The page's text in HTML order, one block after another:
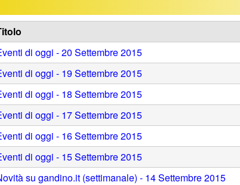
di oggi - 20 Settembre 2015
di oggi - 19 Settembre 2015
di oggi - 18 Settembre 2015
di oggi - 17 Settembre 2015
di oggi - 16 Settembre 2015
di oggi - 15 Settembre 2015
su gandino.it (settimanale) - 14 Settembre 2015